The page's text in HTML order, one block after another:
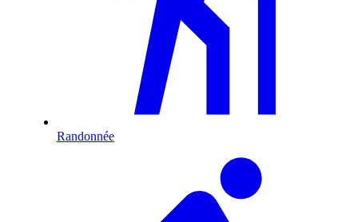
Randonnée